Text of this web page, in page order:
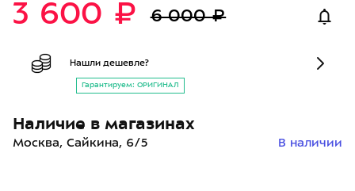
3 600 ₽ 6 000 ₽
Нашли дешевле?
Гарантируем: ОРИГИНАЛ
Наличие в магазинах
Москва, Сайкина, 6/5 В наличии